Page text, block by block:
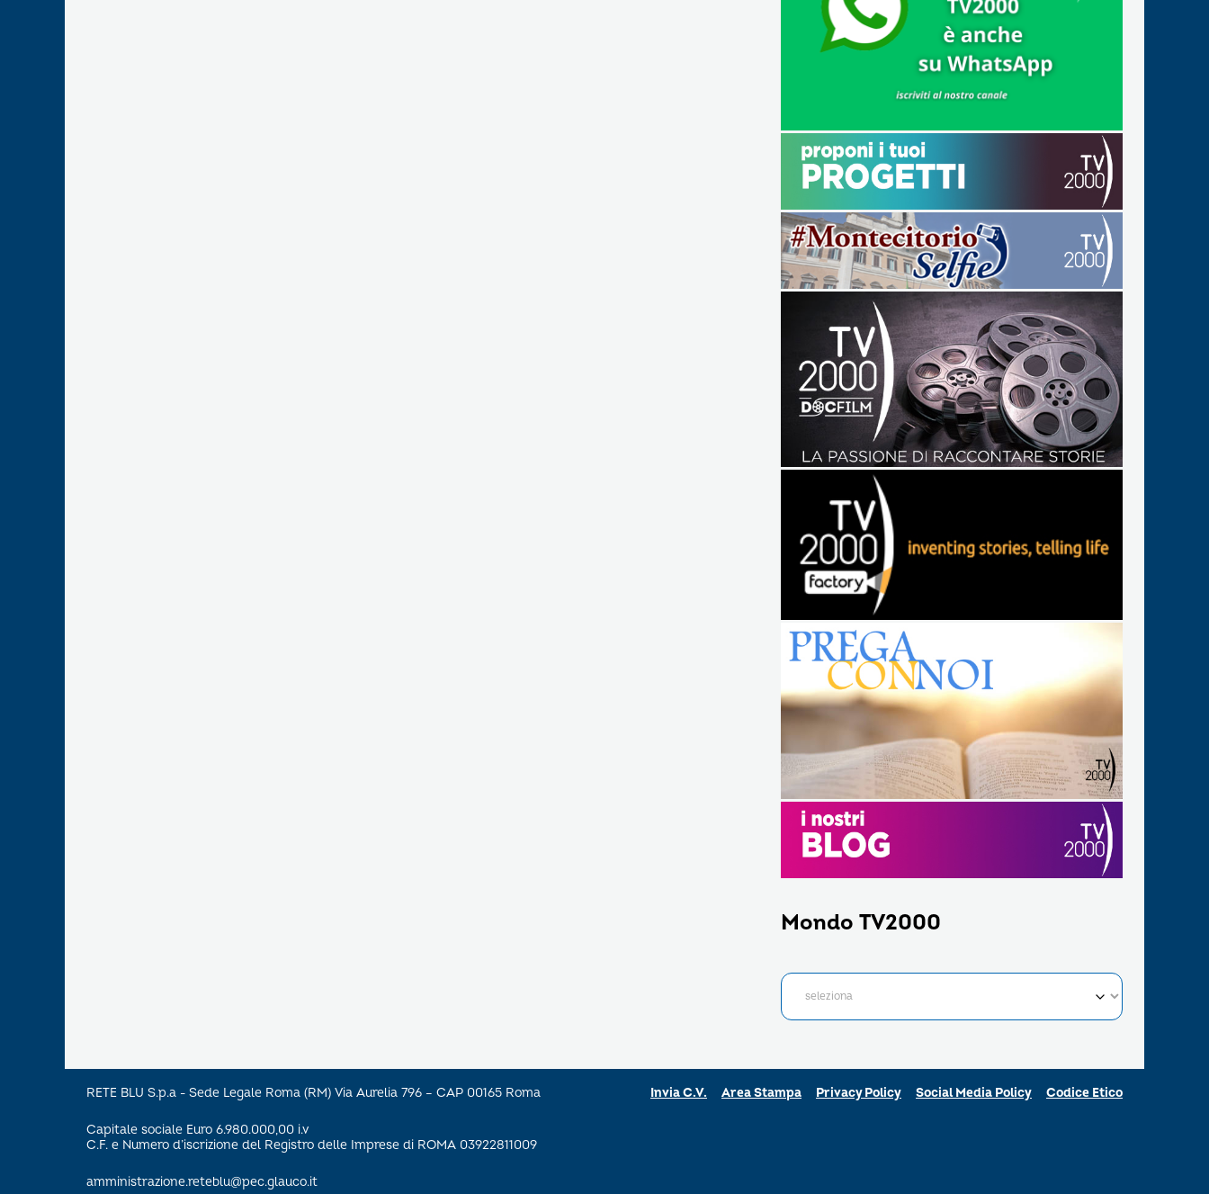
Mondo TV2000
RETE BLU S.p.a - Sede Legale Roma (RM) Via Aurelia 796 – CAP 00165 Roma
Capitale sociale Euro 6.980.000,00 i.v
C.F. e Numero d’iscrizione del Registro delle Imprese di ROMA 03922811009
amministrazione.reteblu@pec.glauco.it
Invia C.V. Area Stampa Privacy Policy Social Media Policy Codice Etico